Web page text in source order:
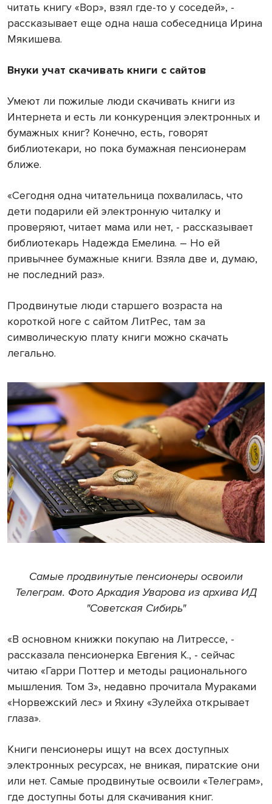
читать книгу «Вор», взял где-то у соседей», -
рассказывает еще одна наша собеседница Ирина
Мякишева.
Внуки учат скачивать книги с сайтов
Умеют ли пожилые люди скачивать книги из
Интернета и есть ли конкуренция электронных и
бумажных книг? Конечно, есть, говорят
библиотекари, но пока бумажная пенсионерам
ближе.
«Сегодня одна читательница похвалилась, что
дети подарили ей электронную читалку и
проверяют, читает мама или нет, - рассказывает
библиотекарь Надежда Емелина. – Но ей
привычнее бумажные книги. Взяла две и, думаю,
не последний раз».
Продвинутые люди старшего возраста на
короткой ноге с сайтом ЛитРес, там за
символическую плату книги можно скачать
легально.
Самые продвинутые пенсионеры освоили
Телеграм. Фото Аркадия Уварова из архива ИД
"Советская Сибирь"
«В основном книжки покупаю на Литрессе, -
рассказала пенсионерка Евгения К., - сейчас
читаю «Гарри Поттер и методы рационального
мышления. Том 3», недавно прочитала Мураками
«Норвежский лес» и Яхину «Зулейха открывает
глаза».
Книги пенсионеры ищут на всех доступных
электронных ресурсах, не вникая, пиратские они
или нет. Самые продвинутые освоили «Телеграм»,
где доступны боты для скачивания книг.